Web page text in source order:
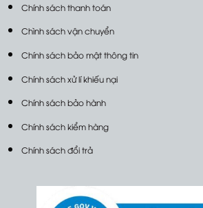
Chính sách thanh toán
Chình sách vận chuyển
Chính sách bảo mật thông tin
Chính sách xử lí khiếu nại
Chính sách bảo hành
Chính sách kiểm hàng
Chính sách đổi trả